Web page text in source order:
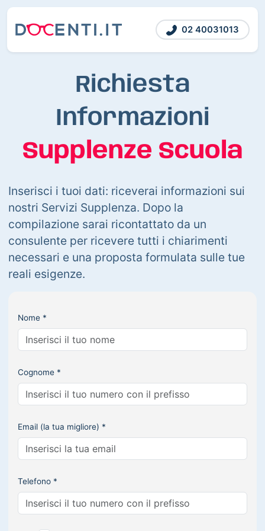
02 40031013
Richiesta
Informazioni
Supplenze Scuola
Inserisci i tuoi dati: riceverai informazioni sui
nostri Servizi Supplenza. Dopo la
compilazione sarai ricontattato da un
consulente per ricevere tutti i chiarimenti
necessari e una proposta formulata sulle tue
reali esigenze.
Nome *
Cognome *
Email (la tua migliore) *
Telefono *